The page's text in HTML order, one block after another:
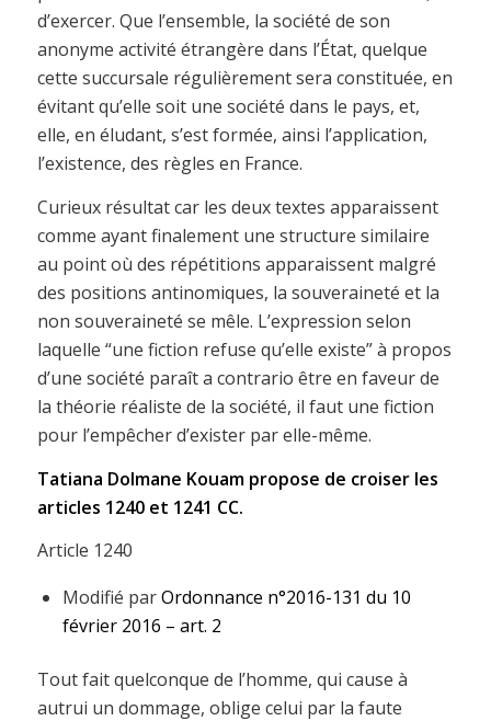
d’exercer. Que l’ensemble, la société de son
anonyme activité étrangère dans l’État, quelque
cette succursale régulièrement sera constituée, en
évitant qu’elle soit une société dans le pays, et,
elle, en éludant, s’est formée, ainsi l’application,
l’existence, des règles en France.
Curieux résultat car les deux textes apparaissent
comme ayant finalement une structure similaire
au point où des répétitions apparaissent malgré
des positions antinomiques, la souveraineté et la
non souveraineté se mêle. L’expression selon
laquelle “une fiction refuse qu’elle existe” à propos
d’une société paraît a contrario être en faveur de
la théorie réaliste de la société, il faut une fiction
pour l’empêcher d’exister par elle-même.
Tatiana Dolmane Kouam propose de croiser les
articles 1240 et 1241 CC.
Article 1240
Modifié parOrdonnance n°2016-131 du 10
février 2016 – art. 2
Tout fait quelconque de l’homme, qui cause à
autrui un dommage, oblige celui par la faute